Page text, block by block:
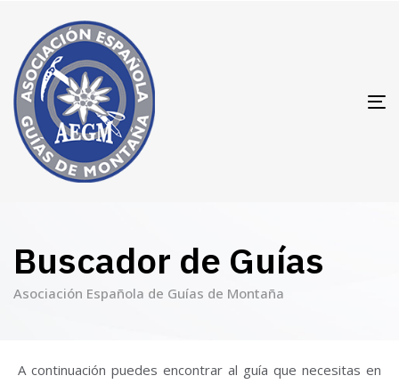
Buscador de Guías
Asociación Española de Guías de Montaña
A continuación puedes encontrar al guía que necesitas en